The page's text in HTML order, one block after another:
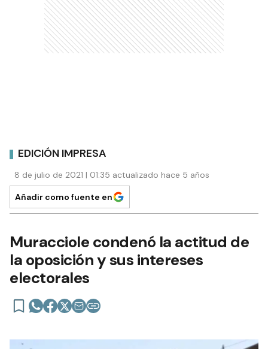
EDICIÓN IMPRESA
8 de julio de 2021 | 01:35 actualizado hace 5 años
Añadir como fuente en
Muracciole condenó la actitud de
la oposición y sus intereses
electorales